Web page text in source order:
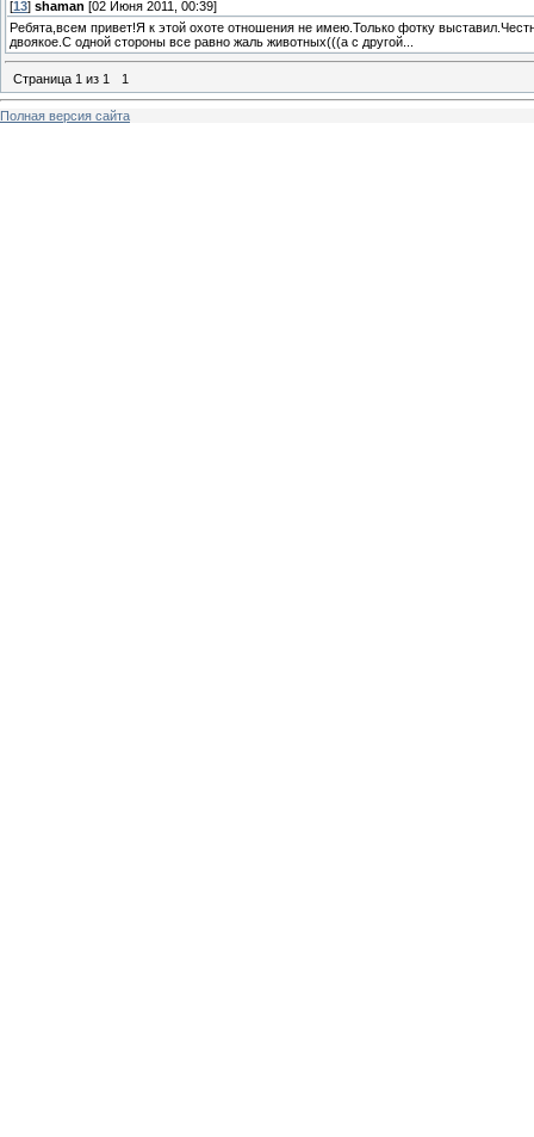
[13] shaman [02 Июня 2011, 00:39]
Ребята,всем привет!Я к этой охоте отношения не имею.Только фотку
двоякое.С одной стороны все равно жаль животных(((а с другой...
Страница 1 из 1 1
Полная версия сайта